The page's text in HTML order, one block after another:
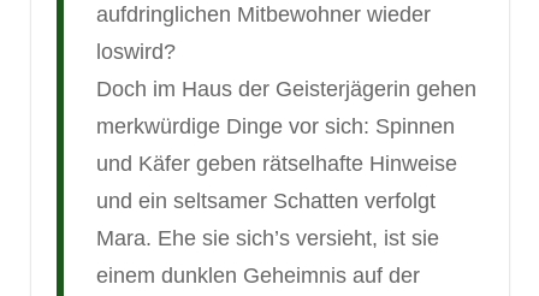
aufdringlichen Mitbewohner wieder
loswird?
Doch im Haus der Geisterjägerin gehen
merkwürdige Dinge vor sich: Spinnen
und Käfer geben rätselhafte Hinweise
und ein seltsamer Schatten verfolgt
Mara. Ehe sie sich’s versieht, ist sie
einem dunklen Geheimnis auf der